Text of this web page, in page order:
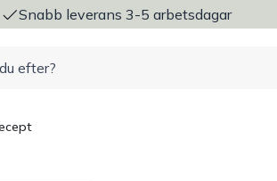
Snabb leverans 3-5 arbetsdagar